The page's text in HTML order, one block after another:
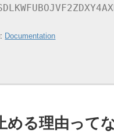
Documentation
める理由って